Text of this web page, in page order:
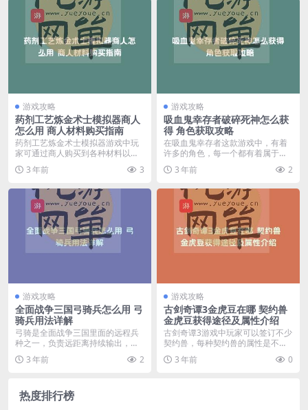
游戏攻略
药剂工艺炼金术士模拟器商人
怎么用 商人材料购买指南
药剂工艺炼金术士模拟器游戏中玩
家可通过商人购买到各种材料以及
配方书，很多小伙伴不...
3 年前 3
游戏攻略
吸血鬼幸存者破碎死神怎么获
得 角色获取攻略
在吸血鬼幸存者这款游戏中，有着
许多的角色，每一个都有着属于自
己的获取方式，其中破...
3 年前 2
游戏攻略
全面战争三国弓骑兵怎么用 弓
骑兵用法详解
弓骑是全面战争三国里面的远程兵
种之一，负责远距离持续输出，那
么全面战争三国弓骑兵...
3 年前 2
游戏攻略
古剑奇谭3金虎豆在哪 契约兽
金虎豆获得途径及属性介绍
古剑奇谭3游戏中玩家可以签订不少
契约兽，每种契约兽的属性是不同
的，获取方式分为系...
3 年前 0
热度排行榜